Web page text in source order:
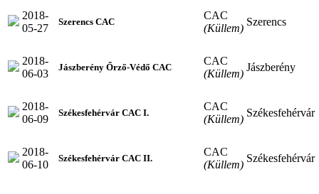
2018-
05-27
Szerencs CAC
CAC
(Küllem)
Szerencs
2018-
06-03
Jászberény Őrző-Védő CAC
CAC
(Küllem)
Jászberény
2018-
06-09
Székesfehérvár CAC I.
CAC
(Küllem)
Székesfehérvár
2018-
06-10
Székesfehérvár CAC II.
CAC
(Küllem)
Székesfehérvár